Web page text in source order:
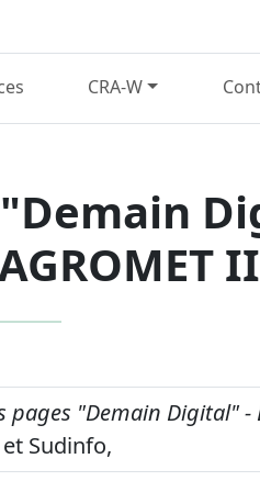
CRA-W
II
pages "Demain Digital" -
Sudinfo,